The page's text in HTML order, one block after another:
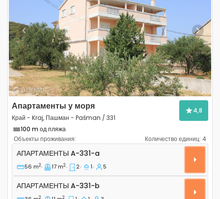
Previous Next
Апартаменты у моря
Край - Kraj, Пашман - Pašman / 331
4,8
100 m од пляжа
Объекты проживания:
Количество единиц: 4
Двухкомнатные апартаменты Край - Kraj, Пашман -
АПАРТАМЕНТЫ A-331-a
56 m2 17 m2 2 1 5
Апартаменты A-331-b
АПАРТАМЕНТЫ A-331-b
2 2